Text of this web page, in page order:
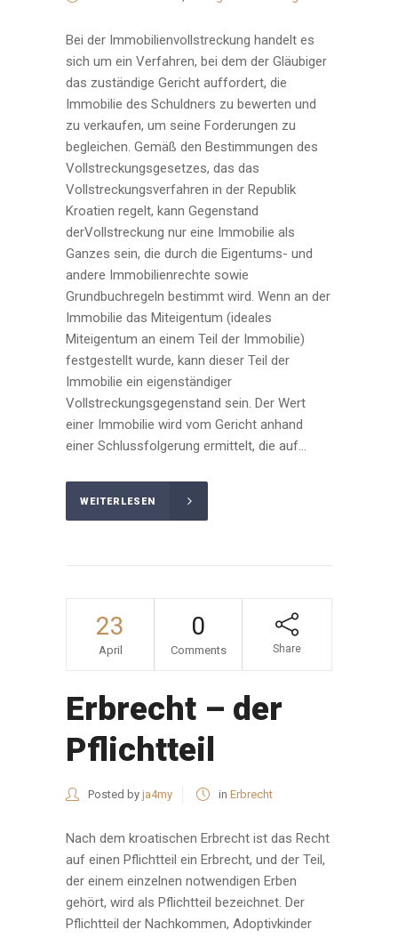
Bei der Immobilienvollstreckung handelt es
sich um ein Verfahren, bei dem der Gläubiger
das zuständige Gericht auffordert, die
Immobilie des Schuldners zu bewerten und
zu verkaufen, um seine Forderungen zu
begleichen. Gemäß den Bestimmungen des
Vollstreckungsgesetzes, das das
Vollstreckungsverfahren in der Republik
Kroatien regelt, kann Gegenstand
derVollstreckung nur eine Immobilie als
Ganzes sein, die durch die Eigentums- und
andere Immobilienrechte sowie
Grundbuchregeln bestimmt wird. Wenn an der
Immobilie das Miteigentum (ideales
Miteigentum an einem Teil der Immobilie)
festgestellt wurde, kann dieser Teil der
Immobilie ein eigenständiger
Vollstreckungsgegenstand sein. Der Wert
einer Immobilie wird vom Gericht anhand
einer Schlussfolgerung ermittelt, die auf...
WEITERLESEN
23
April
0
Comments Share
Erbrecht – der
Pflichtteil
Posted by ja4my in Erbrecht
Nach dem kroatischen Erbrecht ist das Recht
auf einen Pflichtteil ein Erbrecht, und der Teil,
der einem einzelnen notwendigen Erben
gehört, wird als Pflichtteil bezeichnet. Der
Pflichtteil der Nachkommen, Adoptivkinder